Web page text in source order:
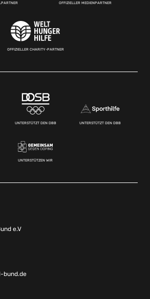
OFFIZIELLER MEDIENPARTNER
OFFIZIELLER CHARITY-PARTNER
UNTERSTÜTZT DEN DBB UNTERSTÜTZT DEN DBB
UNTERSTÜTZEN WIR
e.V
bund.de